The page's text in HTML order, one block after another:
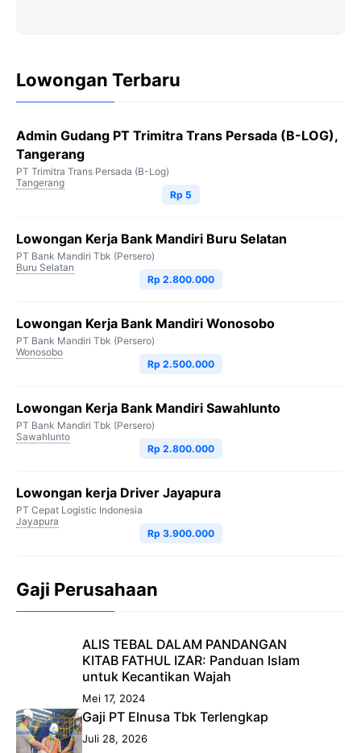
Lowongan Terbaru
Admin Gudang PT Trimitra Trans Persada (B-LOG),
Tangerang
PT Trimitra Trans Persada (B-Log)
Tangerang
Rp 5
Lowongan Kerja Bank Mandiri Buru Selatan
PT Bank Mandiri Tbk (Persero)
Buru Selatan
Rp 2.800.000
Lowongan Kerja Bank Mandiri Wonosobo
PT Bank Mandiri Tbk (Persero)
Wonosobo
Rp 2.500.000
Lowongan Kerja Bank Mandiri Sawahlunto
PT Bank Mandiri Tbk (Persero)
Sawahlunto
Rp 2.800.000
Lowongan kerja Driver Jayapura
PT Cepat Logistic Indonesia
Jayapura
Rp 3.900.000
Gaji Perusahaan
ALIS TEBAL DALAM PANDANGAN
KITAB FATHUL IZAR: Panduan Islam
untuk Kecantikan Wajah
Mei 17, 2024
Gaji PT Elnusa Tbk Terlengkap
Juli 28, 2026